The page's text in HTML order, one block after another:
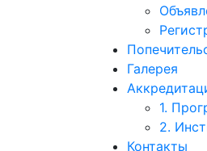
Галерея
1.
2.
Контакты